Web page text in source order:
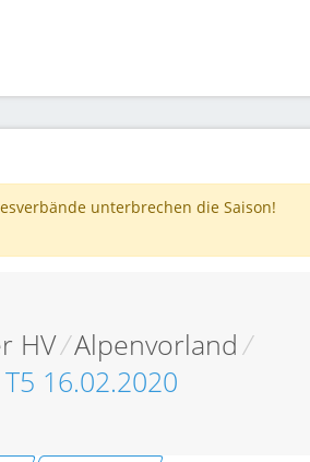
unterbrechen die Saison!
HV/Alpenvorland /
16.02.2020